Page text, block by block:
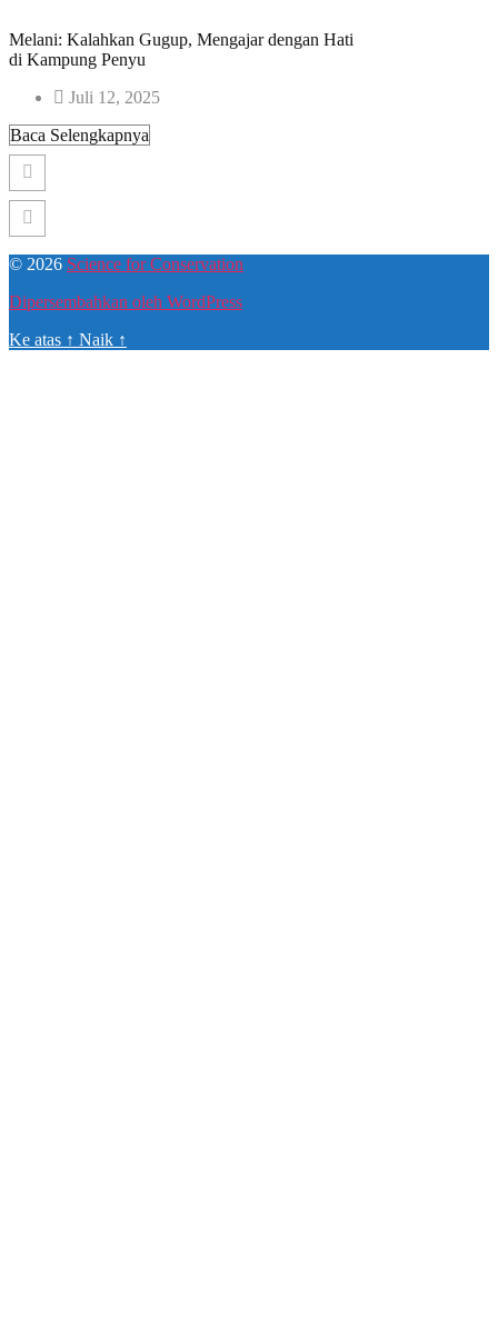
Melani: Kalahkan Gugup, Mengajar dengan Hati
di Kampung Penyu
Juli 12, 2025
Baca Selengkapnya
© 2026 Science for Conservation
Dipersembahkan oleh WordPress
Ke atas ↑ Naik ↑